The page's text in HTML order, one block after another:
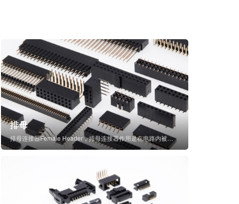
排母
排母连接器Female Header，排母连接器作用是在电路内被阻断处或孤立不通...